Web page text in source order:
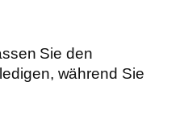
Sie den
während Sie